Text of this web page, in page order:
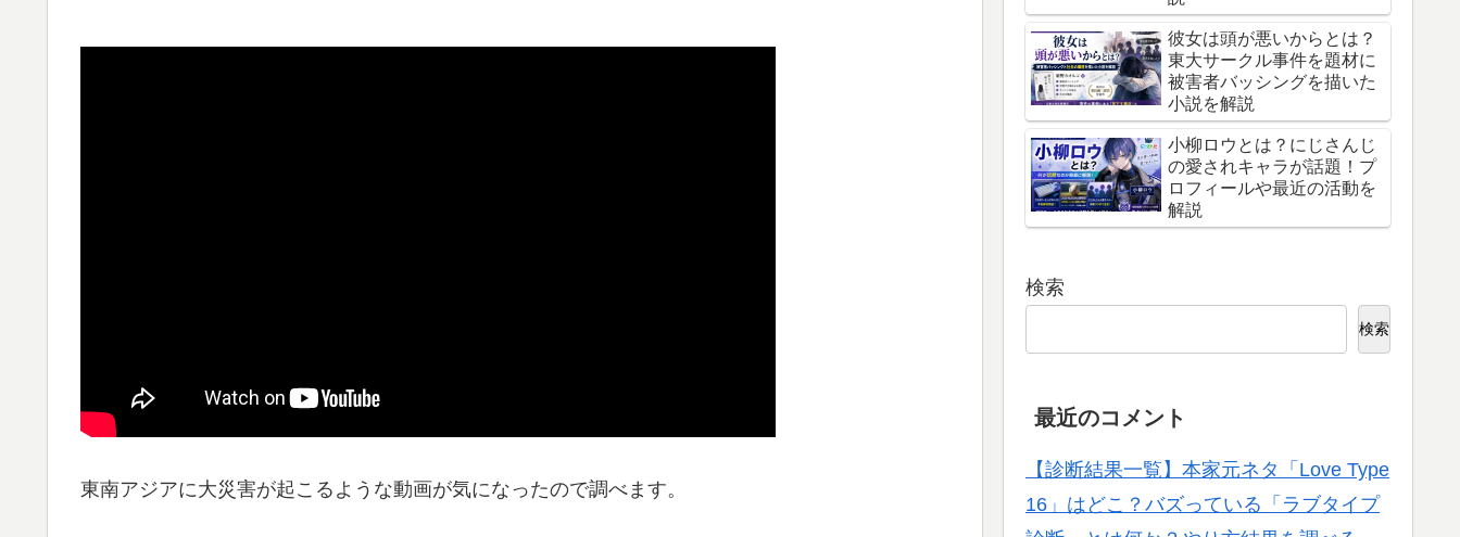
東南アジアに大災害が起こるような動画が気になったので調べます。
彼女は頭が悪いからとは？
東大サークル事件を題材に
被害者バッシングを描いた
小説を解説
小柳ロウとは？にじさんじ
の愛されキャラが話題！プ
ロフィールや最近の活動を
解説
検索
検索
最近のコメント
【診断結果一覧】本家元ネタ「Love Type
16」はどこ？バズっている「ラブタイプ